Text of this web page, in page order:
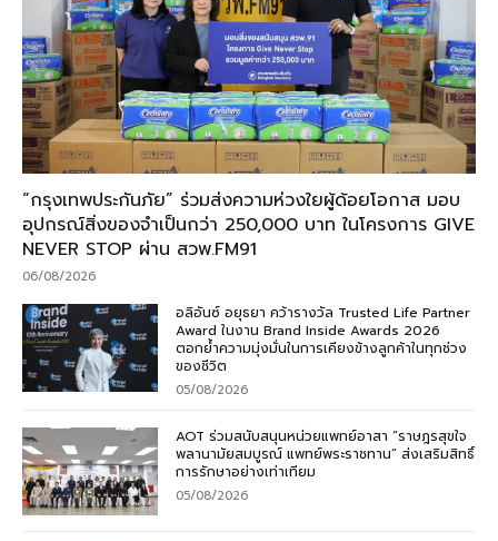
“กรุงเทพประกันภัย” ร่วมส่งความห่วงใยผู้ด้อยโอกาส มอบ
อุปกรณ์สิ่งของจำเป็นกว่า 250,000 บาท ในโครงการ GIVE
NEVER STOP ผ่าน สวพ.FM91
06/08/2026
อลิอันซ์ อยุธยา คว้ารางวัล Trusted Life Partner
Award ในงาน Brand Inside Awards 2026
ตอกย้ำความมุ่งมั่นในการเคียงข้างลูกค้าในทุกช่วง
ของชีวิต
05/08/2026
AOT ร่วมสนับสนุนหน่วยแพทย์อาสา “ราษฎรสุขใจ
พลานามัยสมบูรณ์ แพทย์พระราชทาน” ส่งเสริมสิทธิ์
การรักษาอย่างเท่าเทียม
05/08/2026